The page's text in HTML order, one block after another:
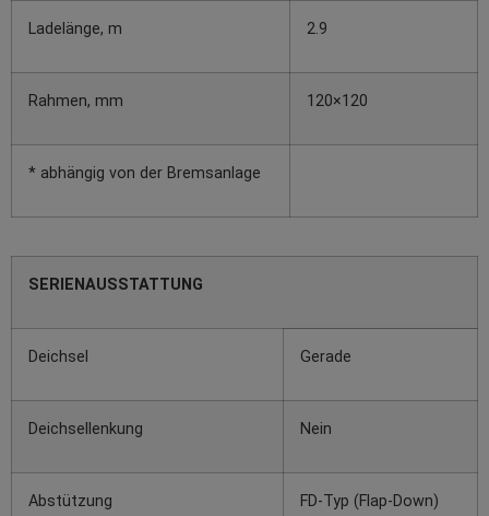
Ladelänge, m 2.9
Rahmen, mm 120×120
* abhängig von der Bremsanlage
SERIENAUSSTATTUNG
Deichsel Gerade
Deichsellenkung Nein
Abstützung FD-Typ (Flap-Down)